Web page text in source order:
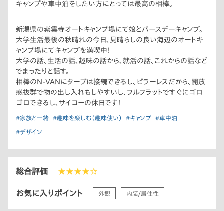
キャンプや車中泊をしたい方にとっては最高の相棒。
新潟県の紫雲寺オートキャンプ場にて娘とバースデーキャンプ。
大学生活最後の秋晴れの今日、見晴らしの良い海辺のオートキ
ャンプ場にてキャンプを満喫中！
大学の話、生活の話、趣味の話から、就活の話、これからの話など
でまったりと話す。
相棒のN-VANにターブは接続できるし、ピラーレスだから、開放
感抜群で物の出し入れもしやすいし、フルフラットですぐにゴロ
ゴロできるし、サイコーの休日です！
#家族と一緒 #趣味を楽しむ（趣味使い） #キャンプ #車中泊
#デザイン
総合評価 ★★★★☆
お気に入りポイント 外観 内装/居住性